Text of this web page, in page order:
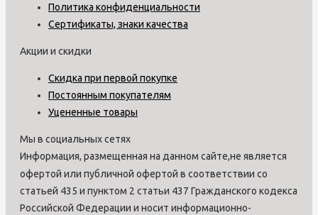
Политика конфиденциальности
Сертификаты, знаки качества
Акции и скидки
Скидка при первой покупке
Постоянным покупателям
Уцененные товары
Мы в социальных сетях
Информация, размещенная на данном сайте,не является
офертой или публичной офертой в соответствии со
статьей 435 и пунктом 2 статьи 437 Гражданского кодекса
Российской Федерации и носит информационно-